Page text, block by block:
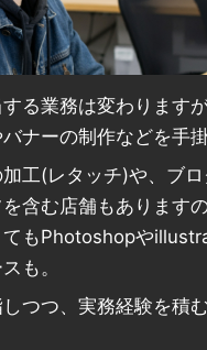
る業務は変わります
ナーの制作などを手掛
工(レタッチ)や、ブ
含む店舗もあります
もPhotoshopや
も。
つつ、実務経験を積